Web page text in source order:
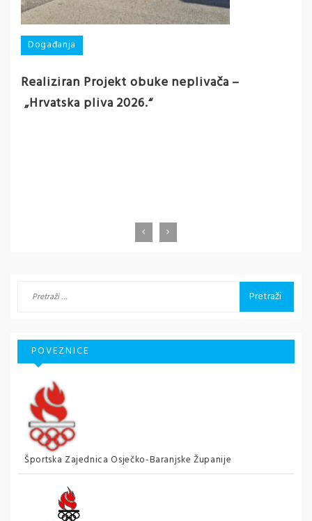
Događanja
Realiziran Projekt obuke neplivača –
„Hrvatska pliva 2026.“
POVEZNICE
Športska Zajednica Osječko-Baranjske Županije